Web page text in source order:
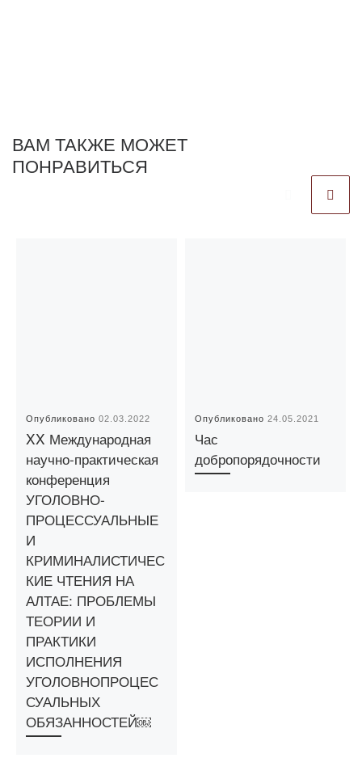
ВАМ ТАКЖЕ МОЖЕТ
ПОНРАВИТЬСЯ
Опубликовано02.03.2022
XX Международная
научно-практическая
конференция
УГОЛОВНО-
ПРОЦЕССУАЛЬНЫЕ
И
КРИМИНАЛИСТИЧЕС
КИЕ ЧТЕНИЯ НА
АЛТАЕ: ПРОБЛЕМЫ
ТЕОРИИ И
ПРАКТИКИ
ИСПОЛНЕНИЯ
УГОЛОВНОПРОЦЕС
СУАЛЬНЫХ
ОБЯЗАННОСТЕЙ￼
Опубликовано24.05.2021
Час
добропорядочности